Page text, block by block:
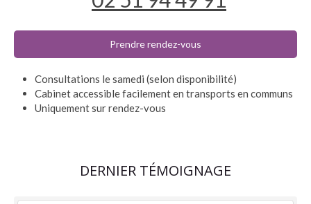
Prendre rendez-vous
Consultations le samedi (selon disponibilité)
Cabinet accessible facilement en transports en communs
Uniquement sur rendez-vous
DERNIER TÉMOIGNAGE